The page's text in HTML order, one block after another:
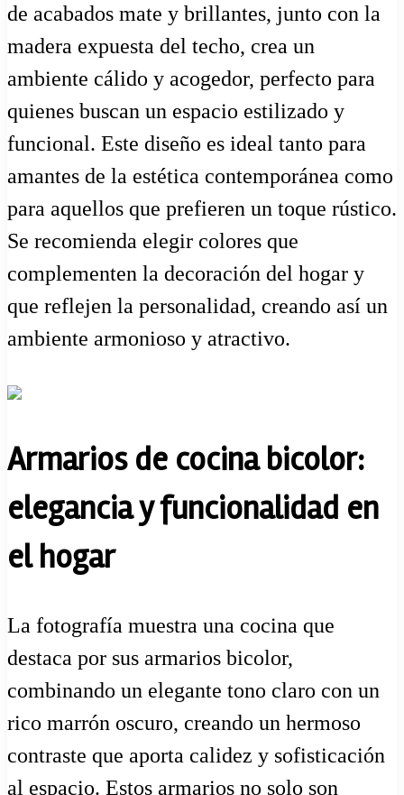
de acabados mate y brillantes, junto con la
madera expuesta del techo, crea un
ambiente cálido y acogedor, perfecto para
quienes buscan un espacio estilizado y
funcional. Este diseño es ideal tanto para
amantes de la estética contemporánea como
para aquellos que prefieren un toque rústico.
Se recomienda elegir colores que
complementen la decoración del hogar y
que reflejen la personalidad, creando así un
ambiente armonioso y atractivo.
Armarios de cocina bicolor:
elegancia y funcionalidad en
el hogar
La fotografía muestra una cocina que
destaca por sus armarios bicolor,
combinando un elegante tono claro con un
rico marrón oscuro, creando un hermoso
contraste que aporta calidez y sofisticación
al espacio. Estos armarios no solo son